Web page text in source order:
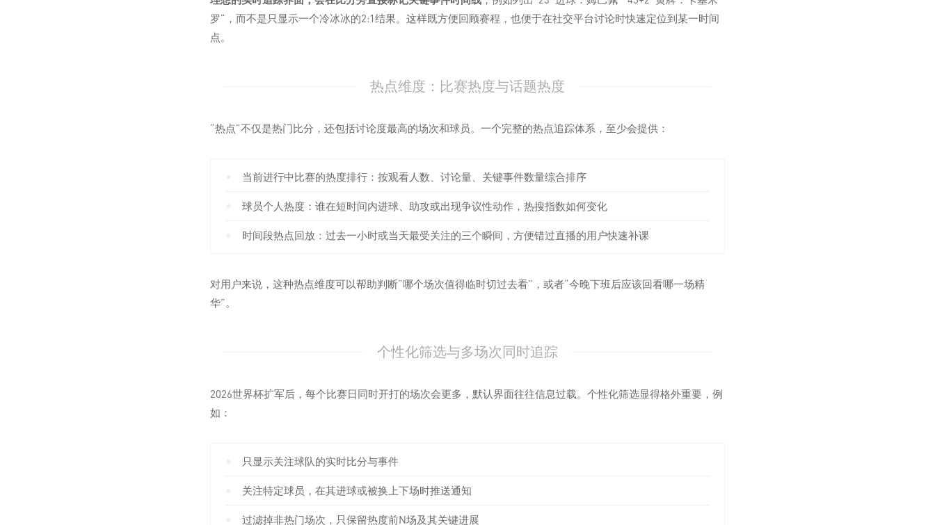
罗”，而不是只显示一个冷冰冰的2:1结果。这样既方便回顾赛程，也便于在社交平台讨论时快速定位到某一时间
点。
热点维度：比赛热度与话题热度
“热点”不仅是热门比分，还包括讨论度最高的场次和球员。一个完整的热点追踪体系，至少会提供：
当前进行中比赛的热度排行：按观看人数、讨论量、关键事件数量综合排序
球员个人热度：谁在短时间内进球、助攻或出现争议性动作，热搜指数如何变化
时间段热点回放：过去一小时或当天最受关注的三个瞬间，方便错过直播的用户快速补课
对用户来说，这种热点维度可以帮助判断“哪个场次值得临时切过去看”，或者“今晚下班后应该回看哪一场精
华”。
个性化筛选与多场次同时追踪
2026世界杯扩军后，每个比赛日同时开打的场次会更多，默认界面往往信息过载。个性化筛选显得格外重要，例
如：
只显示关注球队的实时比分与事件
关注特定球员，在其进球或被换上下场时推送通知
过滤掉非热门场次，只保留热度前N场及其关键进展